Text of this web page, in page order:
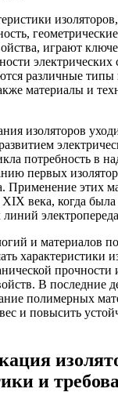
играют
различные типы
материалы и
изоляторов
потребность в
первых
Применение этих
века, когда была
и материалов
характеристики
прочности
В последние
полимерных
и повысить
и